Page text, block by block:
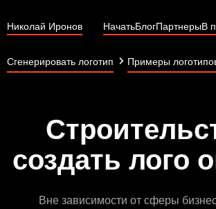
Николай Иронов НачатьБлогПартнерыВ
Сгенерировать логотип Примеры
создать лого
Вне зависимости от сферы